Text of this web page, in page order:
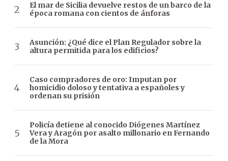
El mar de Sicilia devuelve restos de un barco de la
época romana con cientos de ánforas
Asunción: ¿Qué dice el Plan Regulador sobre la
altura permitida para los edificios?
Caso compradores de oro: Imputan por
homicidio doloso y tentativa a españoles y
ordenan su prisión
Policía detiene al conocido Diógenes Martínez
Vera y Aragón por asalto millonario en Fernando
de la Mora